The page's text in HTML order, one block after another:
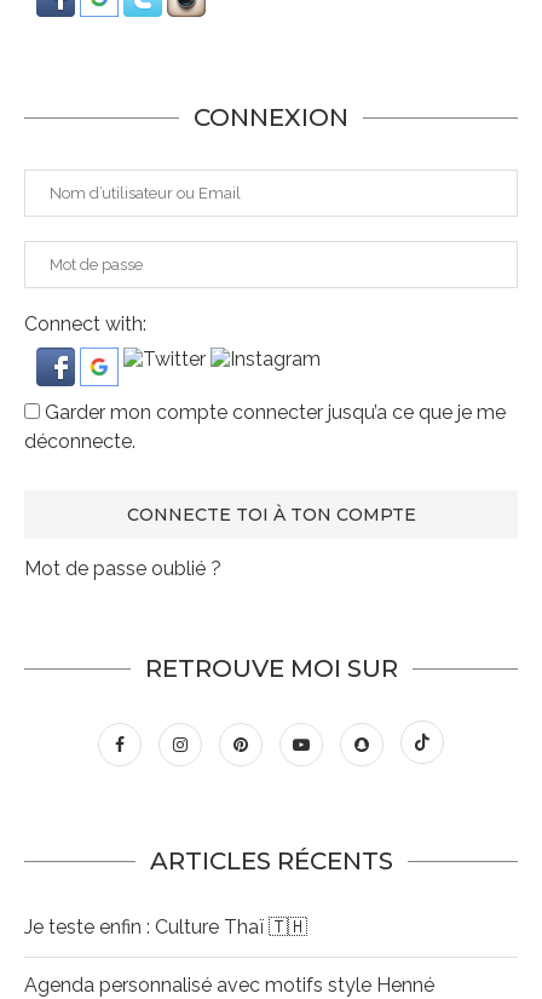
CONNEXION
Connect with:
Garder mon compte connecter jusqu’a ce que je me
déconnecte.
Mot de passe oublié ?
RETROUVE MOI SUR
ARTICLES RÉCENTS
Je teste enfin : Culture Thaï 🇹🇭
Agenda personnalisé avec motifs style Henné